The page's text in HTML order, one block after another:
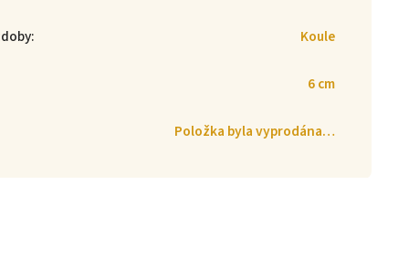
: Koule
6 cm
Položka byla vyprodána…